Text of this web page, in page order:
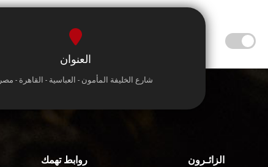
العنوان
شارع الخليفة المأمون - العباسية - القاهرة - مصر
الزائـرون روابط تهمك